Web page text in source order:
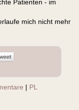
Patienten - im
mich nicht mehr
| PL